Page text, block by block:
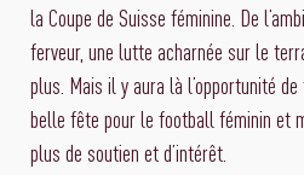
la Coupe de Suisse féminine. De
ferveur, une lutte acharnée sur le
plus. Mais il y aura là l’opportunité
belle fête pour le football féminin et
plus de soutien et d’intérêt.